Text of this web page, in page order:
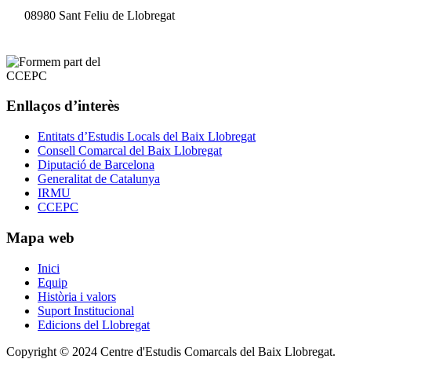
08980 Sant Feliu de Llobregat
Enllaços d’interès
Entitats d’Estudis Locals del Baix Llobregat
Consell Comarcal del Baix Llobregat
Diputació de Barcelona
Generalitat de Catalunya
IRMU
CCEPC
Mapa web
Inici
Equip
Història i valors
Suport Institucional
Edicions del Llobregat
Copyright © 2024 Centre d'Estudis Comarcals del Baix Llobregat.